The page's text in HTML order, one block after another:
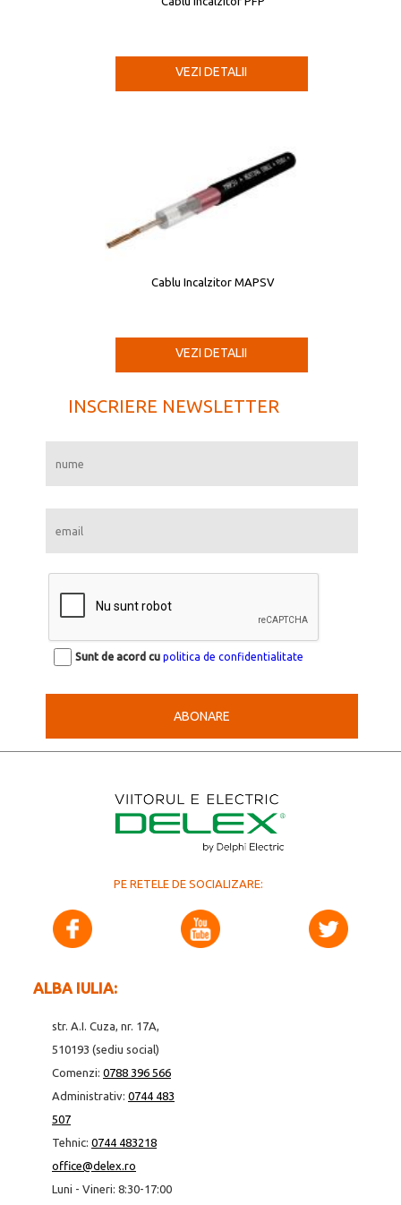
VEZI DETALII
Cablu Incalzitor MAPSV
VEZI DETALII
INSCRIERE NEWSLETTER
ABONARE
Sunt de acord cu politica de confidentialitate
PE RETELE DE SOCIALIZARE:
ALBA IULIA:
str. A.I. Cuza, nr. 17A,
510193 (sediu social)
Comenzi: 0788 396 566
Administrativ: 0744 483
507
Tehnic: 0744 483218
office@delex.ro
Luni - Vineri: 8:30-17:00